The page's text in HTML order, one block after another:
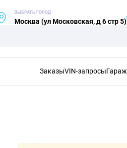
ВЫБРАТЬ ГОРОД
Москва (ул Московская, д 6 стр 5)
ЗаказыVIN-запросыГараж